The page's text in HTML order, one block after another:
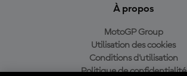
À propos
MotoGP Group
Utilisation des cookies
Conditions d'utilisation
Politique de confidentialité